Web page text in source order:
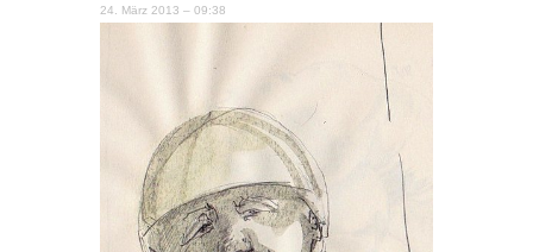
24. März 2013 – 09:38